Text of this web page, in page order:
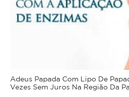
Adeus Papada Com Lipo De
Vezes Sem Juros Na Região Da